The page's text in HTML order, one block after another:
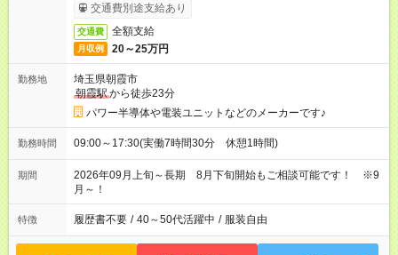
交通費別途支給あり
交通費 全額支給
月収例 20～25万円
勤務地
埼玉県朝霞市
朝霞駅から徒歩23分
パワー半導体や電装ユニットなどのメーカーです♪
勤務時間 09:00～17:30(実働7時間30分 休憩1時間)
期間
2026年09月上旬～長期 8月下旬開始もご相談可能です！ ※9
月～！
特徴 履歴書不要 / 40～50代活躍中 / 服装自由